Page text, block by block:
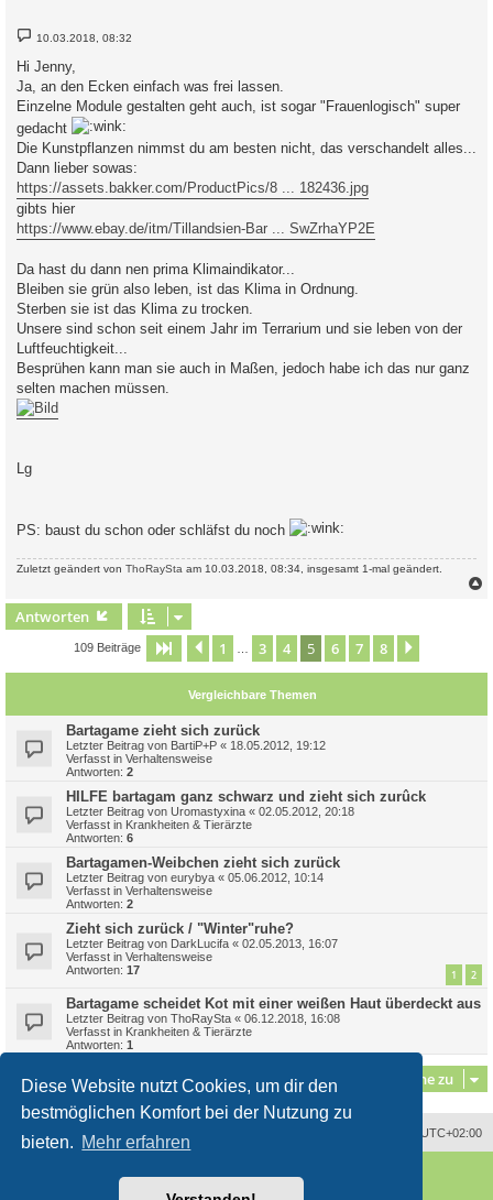
Diese Website nutzt Cookies, um dir den
bestmöglichen Komfort bei der Nutzung zu
bieten. Mehr erfahren
B
e
t
g
10.03.2018, 08:32
Hi Jenny,
Ja, an den Ecken einfach was frei lassen.
Einzelne Module gestalten geht auch, ist sogar "Frauenlogisch" super
gedacht
Die Kunstpflanzen nimmst du am besten nicht, das verschandelt alles...
Dann lieber sowas:
https://assets.bakker.com/ProductPics/8 ... 182436.jpg
gibts hier
https://www.ebay.de/itm/Tillandsien-Bar ... SwZrhaYP2E
Da hast du dann nen prima Klimaindikator...
Bleiben sie grün also leben, ist das Klima in Ordnung.
Sterben sie ist das Klima zu trocken.
Unsere sind schon seit einem Jahr im Terrarium und sie leben von der
Luftfeuchtigkeit...
Besprühen kann man sie auch in Maßen, jedoch habe ich das nur ganz
selten machen müssen.
Lg
PS: baust du schon oder schläfst du noch
Zuletzt geändert von ThoRaySta am 10.03.2018, 08:34, insgesamt 1-mal geändert.
e
Antworten
109 Beiträge Seite von 8
Vorherige
1 … 3 4 5 6 7 8
Vergleichbare Themen
Bartagame zieht sich zurück
Letzter Beitrag von BartiP+P « 18.05.2012, 19:12
Verfasst in Verhaltensweise
Antworten: 2
HILFE bartagam ganz schwarz und zieht sich zurûck
Letzter Beitrag von Uromastyxina « 02.05.2012, 20:18
Verfasst in Krankheiten & Tierärzte
Antworten: 6
Bartagamen-Weibchen zieht sich zurück
Letzter Beitrag von eurybya « 05.06.2012, 10:14
Verfasst in Verhaltensweise
Antworten: 2
Zieht sich zurück / "Winter"ruhe?
Letzter Beitrag von DarkLucifa « 02.05.2013, 16:07
Verfasst in Verhaltensweise
Antworten: 17 1 2
Bartagame scheidet Kot mit einer weißen Haut überdeckt aus
Letzter Beitrag von ThoRaySta « 06.12.2018, 16:08
Verfasst in Krankheiten & Tierärzte
Antworten: 1
Gehe zu
UTC+02:00
Deutsche Übersetzung durch